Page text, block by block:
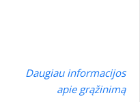
Daugiau informacijos
apie grąžinimą